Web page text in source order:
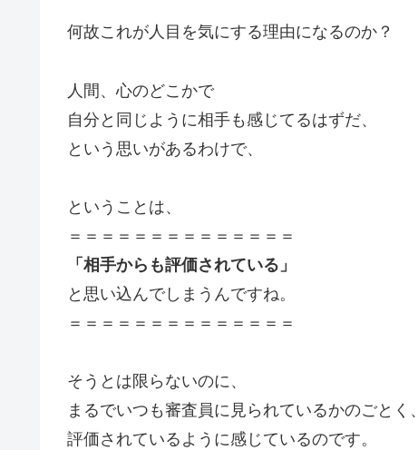
何故これが人目を気にする理由になるのか？
人間、心のどこかで
自分と同じように相手も感じてるはずだ、
という思いがあるわけで、
ということは、
＝＝＝＝＝＝＝＝＝＝＝＝＝＝
「相手からも評価されている」
と思い込んでしまうんですね。
＝＝＝＝＝＝＝＝＝＝＝＝＝＝
そうとは限らないのに、
まるでいつも審査員に見られているかのごとく、
評価されているように感じているのです。